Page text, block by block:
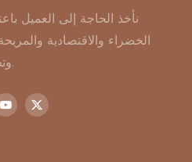
نأخذ الحاجة إلى العميل
الخضراء والاقتصادية
وتطوير الصناعة كهدف.